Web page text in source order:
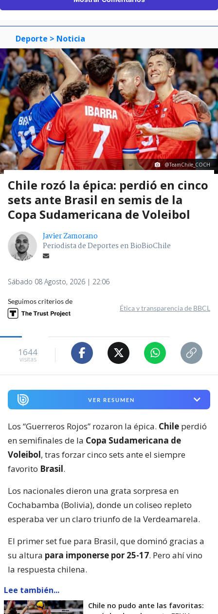
Deporte > Noticia
@TeamChile_COCH
Chile rozó la épica: perdió en cinco
sets ante Brasil en semis de la
Copa Sudamericana de Voleibol
Javier Zamorano
Periodista de Deportes en BioBioChile
Sábado 08 Agosto, 2026 | 22:06
Seguimos criterios de
Ética y transparencia de BBCL
1644
visitas
VER RESUMEN
Los “Guerreros Rojos” rozaron la épica. Chile perdió
en semifinales de la Copa Sudamericana de
Voleibol, tras forzar cinco sets ante el siempre
favorito Brasil.
Los nacionales dieron una grata sorpresa en
Cochabamba (Bolivia), donde un coliseo repleto
esperaba ver un claro triunfo de la Verdeamarela.
El primer set fue para Brasil, que dominó gracias a
su altura para imponerse por 25-17. Pero ahí vino
la respuesta chilena.
Lee también...
Chile no pudo ante las favoritas: